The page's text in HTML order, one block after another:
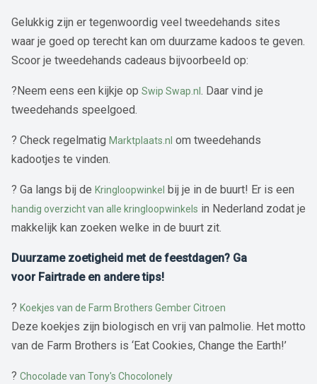
Gelukkig zijn er tegenwoordig veel tweedehands sites
waar je goed op terecht kan om duurzame kadoos te geven.
Scoor je tweedehands cadeaus bijvoorbeeld op:
?Neem eens een kijkje op Swip Swap.nl . Daar vind je
tweedehands speelgoed.
? Check regelmatig Marktplaats.nl om tweedehands
kadootjes te vinden.
? Ga langs bij de Kringloopwinkel bij je in de buurt! Er is een
handig overzicht van alle kringloopwinkels in Nederland zodat je
makkelijk kan zoeken welke in de buurt zit.
Duurzame zoetigheid met de feestdagen? Ga
voor Fairtrade en andere tips!
? Koekjes van de Farm Brothers Gember Citroen
Deze koekjes zijn biologisch en vrij van palmolie. Het motto
van de Farm Brothers is ‘Eat Cookies, Change the Earth!’
? Chocolade van Tony's Chocolonely